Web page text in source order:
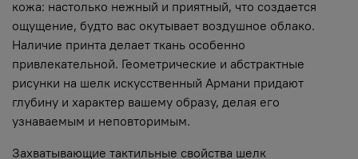
кожа: настолько нежный и приятный, что создается
ощущение, будто вас окутывает воздушное облако.
Наличие принта делает ткань особенно
привлекательной. Геометрические и абстрактные
рисунки на шелк искусственный Армани придают
глубину и характер вашему образу, делая его
узнаваемым и неповторимым.
Захватывающие тактильные свойства шелк